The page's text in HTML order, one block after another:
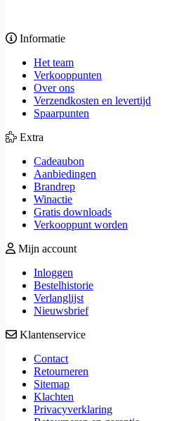
Informatie
Het team
Verkooppunten
Over ons
Verzendkosten en levertijd
Spaarpunten
Extra
Cadeaubon
Aanbiedingen
Brandrep
Winactie
Gratis downloads
Verkooppunt worden
Mijn account
Inloggen
Bestelhistorie
Verlanglijst
Nieuwsbrief
Klantenservice
Contact
Retourneren
Sitemap
Klachten
Privacyverklaring